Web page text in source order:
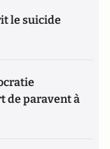
le suicide
de paravent à